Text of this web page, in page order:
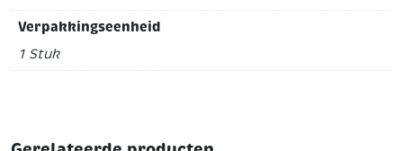
Verpakkingseenheid
1 Stuk